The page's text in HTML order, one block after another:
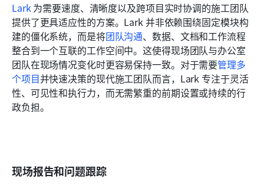
Lark 为需要速度、清晰度以及跨项目实时协调的施工团队
提供了更具适应性的方案。Lark 并非依赖围绕固定模块构
建的僵化系统，而是将团队沟通、数据、文档和工作流程
整合到一个互联的工作空间中。这使得现场团队与办公室
团队在现场情况变化时更容易保持一致。对于需要管理多
个项目并快速决策的现代施工团队而言，Lark 专注于灵活
性、可见性和执行力，而无需繁重的前期设置或持续的行
政负担。
现场报告和问题跟踪